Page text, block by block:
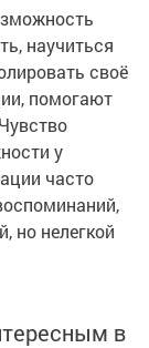
научиться
своё
помогают
у
часто
но нелегкой
в